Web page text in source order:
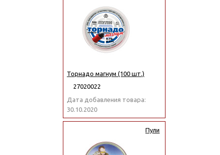
Торнадо магнум (100 шт.)
27020022
Дата добавления товара:
30.10.2020
Пули